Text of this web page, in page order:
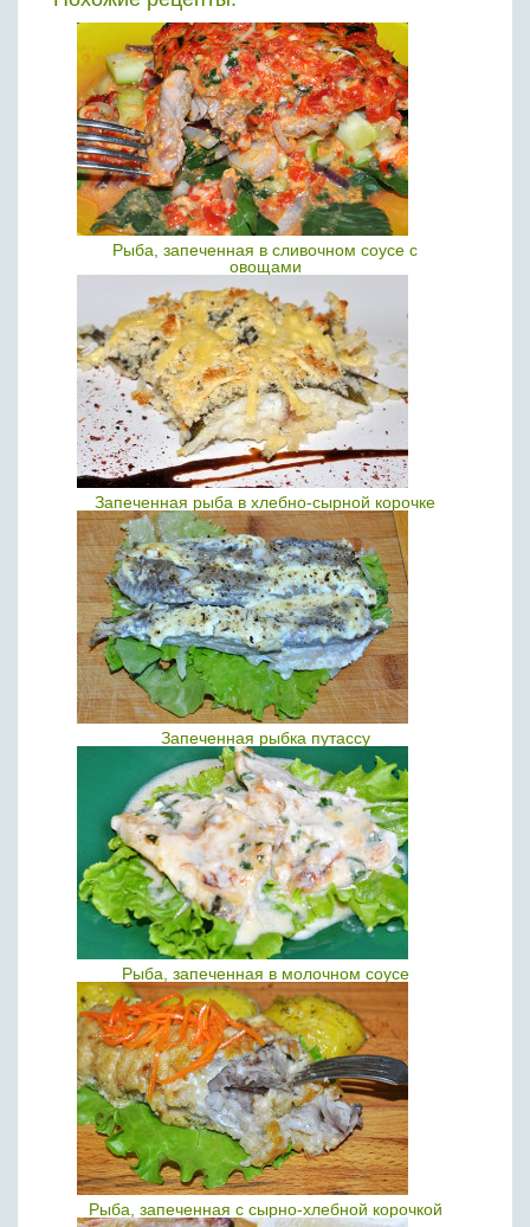
Рыба, запеченная в сливочном соусе с
овощами
Запеченная рыба в хлебно-сырной корочке
Запеченная рыбка путассу
Рыба, запеченная в молочном соусе
Рыба, запеченная с сырно-хлебной корочкой